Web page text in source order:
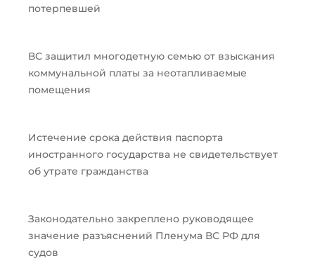
потерпевшей
ВС защитил многодетную семью от взыскания
коммунальной платы за неотапливаемые
помещения
Истечение срока действия паспорта
иностранного государства не свидетельствует
об утрате гражданства
Законодательно закреплено руководящее
значение разъяснений Пленума ВС РФ для
судов